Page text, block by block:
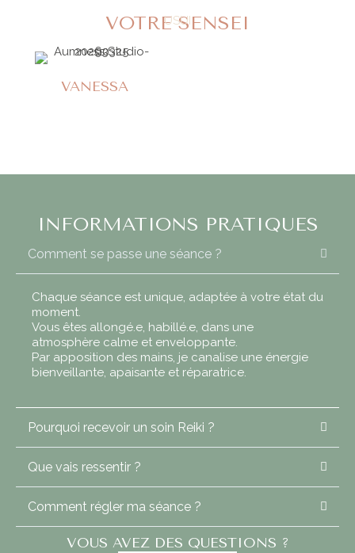
VOTRE SENSEI
USUI
VANESSA
INFORMATIONS PRATIQUES
Comment se passe une séance ?
Chaque séance est unique, adaptée à votre état du
moment.
Vous êtes allongé.e, habillé.e, dans une
atmosphère calme et enveloppante.
Par apposition des mains, je canalise une énergie
bienveillante, apaisante et réparatrice.
Pourquoi recevoir un soin Reiki ?
Que vais ressentir ?
Comment régler ma séance ?
VOUS AVEZ DES QUESTIONS ?